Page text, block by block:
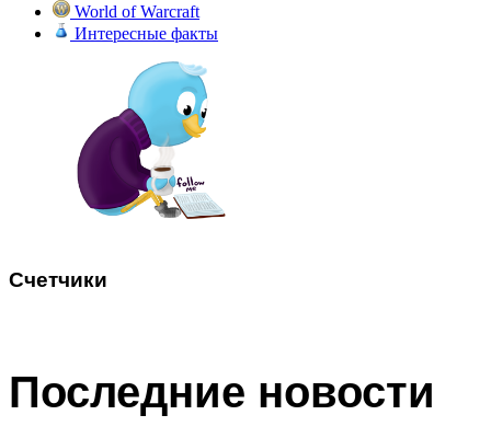
World of Warcraft
Интересные факты
Счетчики
Последние новости